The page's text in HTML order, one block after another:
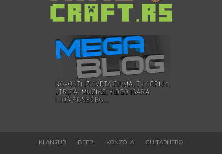
KLANRUR BEEP! KONZOLA GUITARHERO